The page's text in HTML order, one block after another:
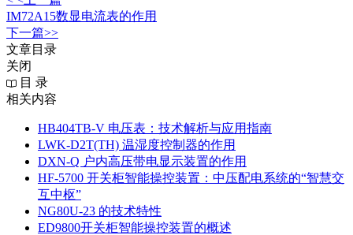
IM72A15数显电流表的作用
下一篇>>
文章目录
关闭
目 录
相关内容
HB404TB-V 电压表：技术解析与应用指南
LWK‑D2T(TH) 温湿度控制器的作用
DXN‑Q 户内高压带电显示装置的作用
HF-5700 开关柜智能操控装置：中压配电系统的“智慧交
互中枢”
NG80U-23 的技术特性
ED9800开关柜智能操控装置的概述